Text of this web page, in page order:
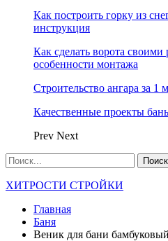
Как построить горку из
инструкция
Как сделать ворота
особенности монтажа
Строительство ангара за 1
Качественные проекты бань
Prev Next
ХИТРОСТИ СТРОЙКИ
Главная
Баня
Веник для бани бамбуковый